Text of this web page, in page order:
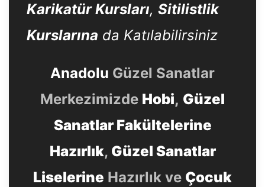
Karikatür Kursları, Sitilistlik
Kurslarına da Katılabilirsiniz
Anadolu Güzel Sanatlar
Merkezimizde Hobi, Güzel
Sanatlar Fakültelerine
Hazırlık, Güzel Sanatlar
Liselerine Hazırlık ve Çocuk